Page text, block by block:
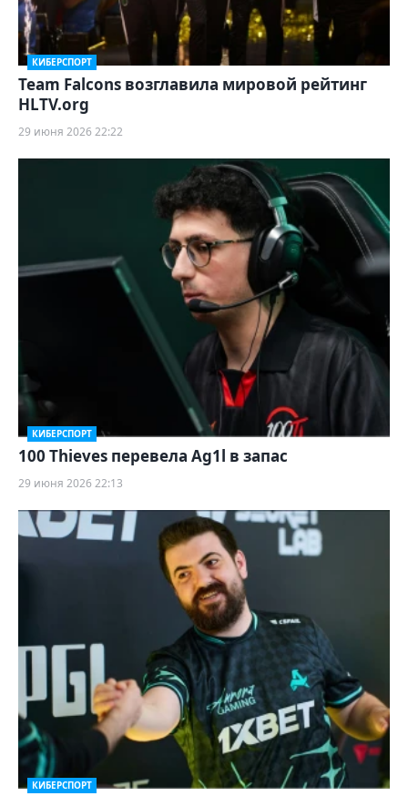
КИБЕРСПОРТ
Team Falcons возглавила мировой рейтинг
HLTV.org
29 июня 2026 22:22
КИБЕРСПОРТ
100 Thieves перевела Ag1l в запас
29 июня 2026 22:13
КИБЕРСПОРТ